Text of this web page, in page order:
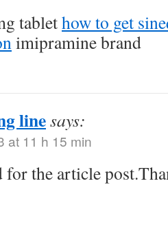
tablethow to get
imipramine brand
linesays:
at 11 h 15 min
the article